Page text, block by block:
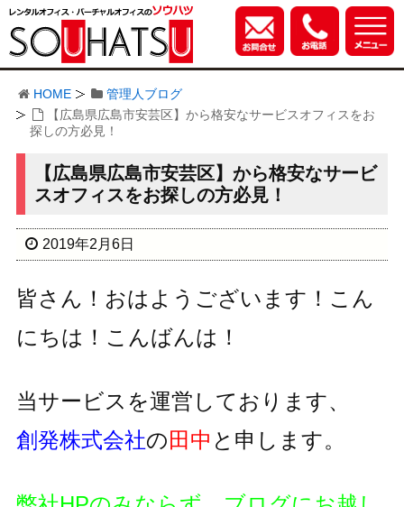
HOME
管理人ブログ
【広島県広島市安芸区】から格安なサービスオフィスをお
探しの方必見！
【広島県広島市安芸区】から格安なサービ
スオフィスをお探しの方必見！
2019年2月6日
皆さん！おはようございます！こん
にちは！こんばんは！
当サービスを運営しております、
創発株式会社の田中 と申します。